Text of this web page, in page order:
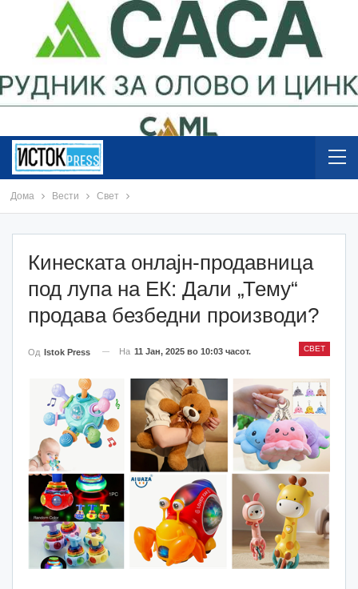
Дома Вести Свет
Кинеската онлајн-продавница
под лупа на ЕК: Дали „Тему“
продава безбедни производи?
СВЕТ
Од Istok Press На 11 Јан, 2025 во 10:03 часот.